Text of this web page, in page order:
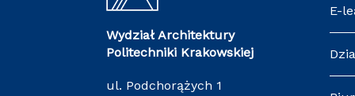
Wydział Architektury
Politechniki Krakowskiej
ul. Podchorążych 1
E-